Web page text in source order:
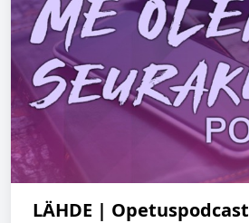
LÄHDE | Opetuspodcast